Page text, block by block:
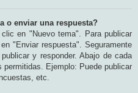
o enviar una respuesta?
en "Nuevo tema". Para publicar
"Enviar respuesta". Seguramente
y responder. Abajo de cada
Ejemplo: Puede publicar
etc.